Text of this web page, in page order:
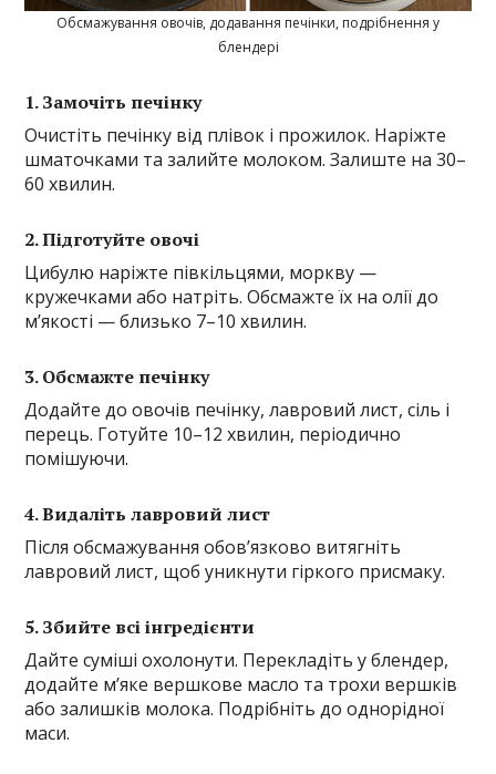
Обсмажування овочів, додавання печінки, подрібнення у
блендері
1. Замочіть печінку
Очистіть печінку від плівок і прожилок. Наріжте
шматочками та залийте молоком. Залиште на 30–
60 хвилин.
2. Підготуйте овочі
Цибулю наріжте півкільцями, моркву —
кружечками або натріть. Обсмажте їх на олії до
м’якості — близько 7–10 хвилин.
3. Обсмажте печінку
Додайте до овочів печінку, лавровий лист, сіль і
перець. Готуйте 10–12 хвилин, періодично
помішуючи.
4. Видаліть лавровий лист
Після обсмажування обов’язково витягніть
лавровий лист, щоб уникнути гіркого присмаку.
5. Збийте всі інгредієнти
Дайте суміші охолонути. Перекладіть у блендер,
додайте м’яке вершкове масло та трохи вершків
або залишків молока. Подрібніть до однорідної
маси.